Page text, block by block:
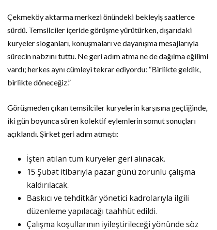
Çekmeköy aktarma merkezi önündeki bekleyiş saatlerce
sürdü. Temsilciler içeride görüşme yürütürken, dışarıdaki
kuryeler sloganları, konuşmaları ve dayanışma mesajlarıyla
sürecin nabzını tuttu. Ne geri adım atma ne de dağılma eğilimi
vardı; herkes aynı cümleyi tekrar ediyordu: “Birlikte geldik,
birlikte döneceğiz.”
Görüşmeden çıkan temsilciler kuryelerin karşısına geçtiğinde,
iki gün boyunca süren kolektif eylemlerin somut sonuçları
açıklandı. Şirket geri adım atmıştı:
İşten atılan tüm kuryeler geri alınacak.
15 Şubat itibarıyla pazar günü zorunlu çalışma
kaldırılacak.
Baskıcı ve tehditkâr yönetici kadrolarıyla ilgili
düzenleme yapılacağı taahhüt edildi.
Çalışma koşullarının iyileştirileceği yönünde söz